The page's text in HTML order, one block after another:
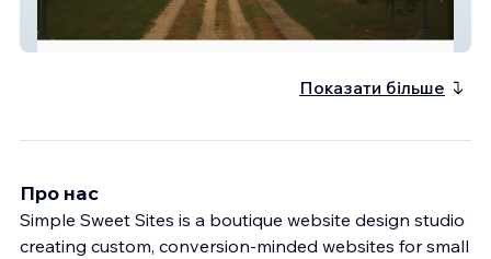
Friends Of Lakeview
Показати більше
Про нас
Simple Sweet Sites is a boutique website design studio
creating custom, conversion-minded websites for small